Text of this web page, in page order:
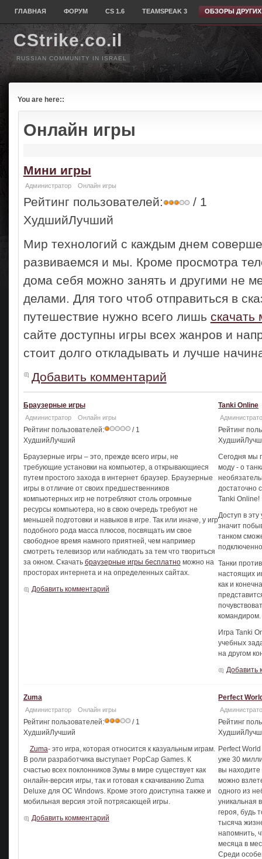
CStrike.co.il
RUSSIAN COMMUNITY IN ISRAEL
ГЛАВНАЯ ФОРУМ CS 1.6 TEAMSPEAK 3 ОБЗОРЫ ДРУГИХ
You are here::
Онлайн игры
Мини игры
Администратор Онлайн игры
Рейтинг пользователей:
/ 1
ХудшийЛучший
Мир технологий с каждым днем
развиваемся и мы. Кроме просмотра
дома себя можно занять и другими не
делами. Для того чтоб отправиться в
путешествие нужно всего лишь скачать
сайте доступны игры всех жанров и
стоит долго откладывать и лучше
Добавить комментарий
Браузерные игры
Администратор Онлайн игры
Рейтинг пользователей:
/ 1
ХудшийЛучший
Браузерные игры – это, прежде всего игры, не
требующие установки на компьютер, а открывающиеся
путем простого захода в интернет браузер. Браузерные
игры в отличие от своих предшественников
компьютерных игр не потребляют столь огромные
ресурсы компьютера, но в свою очередь требуют не
меньшей подготовки и навыков в игре. Так или иначе, у игр
подобного рода масса плюсов, посвящать им свое
свободное время намного приятней, чем например
смотреть телевизор или наблюдать за тем что твориться
за окном. Скачать браузерные игры бесплатноможно на
просторах интернета и на определенных сайтах.
Добавить комментарий
Tanki Online
Рейтинг
Сегодня мы
моду - о
достаточно
Tanki Online!
Доступ в
значит
танком
Танки
настоящих
как и
командиром.
Игра Tanki
учебных
на другом
Добавить
Zuma
Администратор Онлайн игры
Рейтинг пользователей:
/ 1
ХудшийЛучший
Zuma- это игра, которая относится к казуальным играм.
В роли разработчика выступает PopCap Games. К
счастью всех поклонников Зумы в мире существует как
онлайн-версия игры, так и готовая к скачиванию Zuma
Deluxe для ОС Windows. Кроме этого доиступна также и
мобильная версия этой потрясающей игры.
Добавить комментарий
Perfect
Рейтинг
Perfect
уже 30
вы находите
можно
одного из
уникальная
героя, будь
тысяча
напомнить,
месяца в
Среди